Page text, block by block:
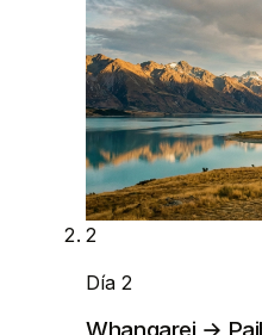
2
Día 2